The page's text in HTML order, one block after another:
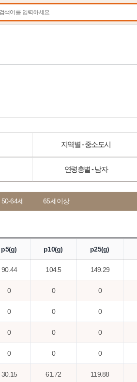
지역별 - 중소도시
연령층별 - 남자
50-64세 65세이상
p5(g) p10(g) p25(g)
90.44 104.5 149.29
0 0 0
0 0 0
0 0 0
0 0 0
30.15 61.72 119.88